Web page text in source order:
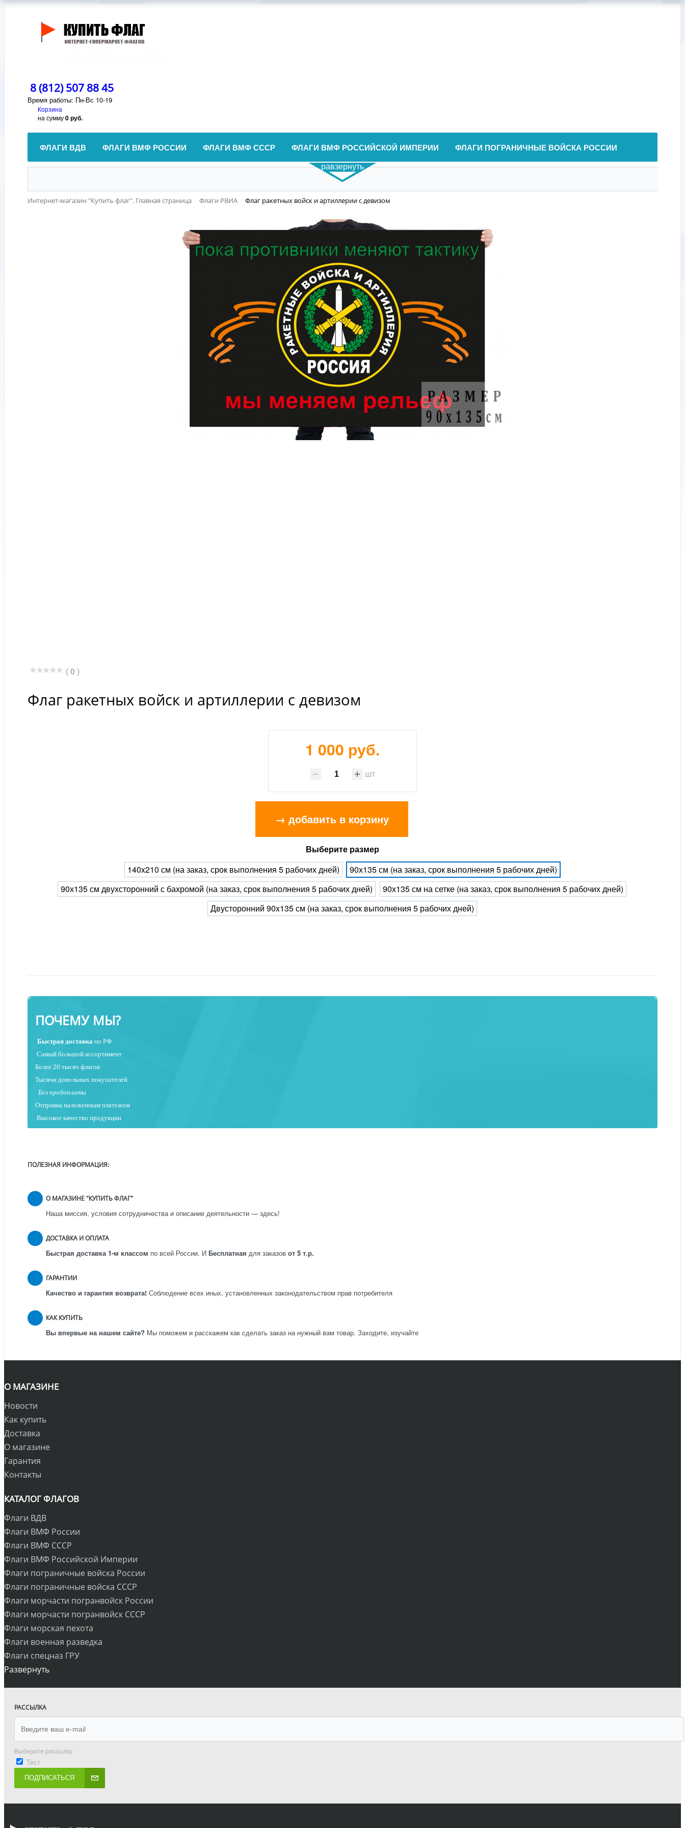
8 (812) 507 88 45
Время работы: Пн-Вс 10-19
Корзина
на сумму0 руб.
ФЛАГИ ВДВ ФЛАГИ ВМФ РОССИИ ФЛАГИ ВМФ СССР ФЛАГИ ВМФ РОССИЙСКОЙ ИМПЕРИИ ФЛАГИ ПОГРАНИЧНЫЕ ВОЙСКА РОССИИ
равзернуть
Интернет-магазин "Купить флаг". Главная страница Флаги РВИА Флаг ракетных войск и артиллерии с девизом
( 0 )
Флаг ракетных войск и артиллерии с девизом
1 000 руб.
шт
→ добавить в корзину
Выберите размер
140x210 см (на заказ, срок выполнения 5 рабочих дней)
90x135 см (на заказ, срок выполнения 5 рабочих дней)
90х135 см двухсторонний с бахромой (на заказ, срок выполнения 5 рабочих дней)
90х135 см на сетке (на заказ, срок выполнения 5 рабочих дней)
Двусторонний 90x135 см (на заказ, срок выполнения 5 рабочих дней)
ПОЧЕМУ МЫ?
Быстрая доставка по РФ
Самый большой ассортимент
Более 20 тысяч флагов
Тысячи довольных покупателей
Без предоплаты
Отправка наложенным платежом
Высокое качество продукции
ПОЛЕЗНАЯ ИНФОРМАЦИЯ:
О МАГАЗИНЕ "КУПИТЬ ФЛАГ"
Наша миссия, условия сотрудничества и описание деятельности — здесь!
ДОСТАВКА И ОПЛАТА
Быстрая доставка 1-м классом по всей России. И Бесплатная для заказов от 5 т.р.
ГАРАНТИИ
Качество и гарантия возврата! Соблюдение всех иных, установленных законодательством прав потребителя
КАК КУПИТЬ
Вы впервые на нашем сайте? Мы поможем и расскажем как сделать заказ на нужный вам товар. Заходите, изучайте
О МАГАЗИНЕ
Новости
Как купить
Доставка
О магазине
Гарантия
Контакты
КАТАЛОГ ФЛАГОВ
Флаги ВДВ
Флаги ВМФ России
Флаги ВМФ СССР
Флаги ВМФ Российской Империи
Флаги пограничные войска России
Флаги пограничные войска СССР
Флаги морчасти погранвойск России
Флаги морчасти погранвойск СССР
Флаги морская пехота
Флаги военная разведка
Флаги спецназ ГРУ
Развернуть
РАССЫЛКА
Выберите рассылку
Тест
ПОДПИСАТЬСЯ